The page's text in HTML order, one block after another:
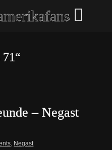
– Negast
, Negast